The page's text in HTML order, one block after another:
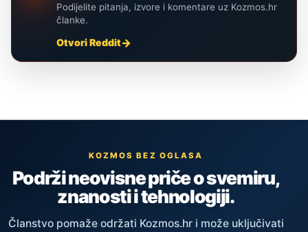
Podijelite pitanja, izvore i komentare uz Kozmos.hr
članke.
Otvori Reddit
KOZMOS BEZ OGLASA
Podrži neovisne priče o svemiru,
znanosti i tehnologiji.
Članstvo pomaže održati Kozmos.hr i može uključivati